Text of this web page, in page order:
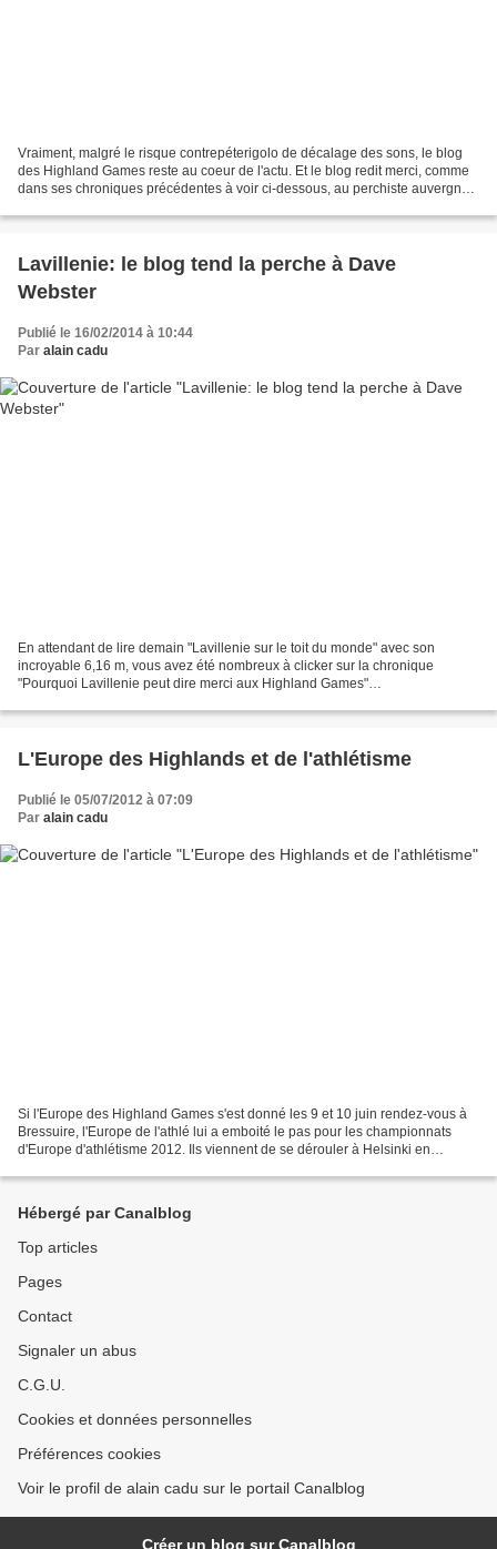
Vraiment, malgré le risque contrepéterigolo de décalage des sons, le blog
des Highland Games reste au coeur de l'actu. Et le blog redit merci, comme
dans ses chroniques précédentes à voir ci-dessous, au perchiste auvergnat
Lavillenie: le blog tend la perche à Dave
Webster
Publié le 16/02/2014 à 10:44
Par alain cadu
En attendant de lire demain "Lavillenie sur le toit du monde" avec son
incroyable 6,16 m, vous avez été nombreux à clicker sur la chronique
"Pourquoi Lavillenie peut dire merci aux Highland Games"
L'Europe des Highlands et de l'athlétisme
Publié le 05/07/2012 à 07:09
Par alain cadu
Si l'Europe des Highland Games s'est donné les 9 et 10 juin rendez-vous à
Bressuire, l'Europe de l'athlé lui a emboité le pas pour les championnats
d'Europe d'athlétisme 2012. Ils viennent de se dérouler à Helsinki en
Hébergé par Canalblog
Top articles
Pages
Contact
Signaler un abus
C.G.U.
Cookies et données personnelles
Préférences cookies
Voir le profil de alain cadu sur le portail Canalblog
Créer un blog sur Canalblog